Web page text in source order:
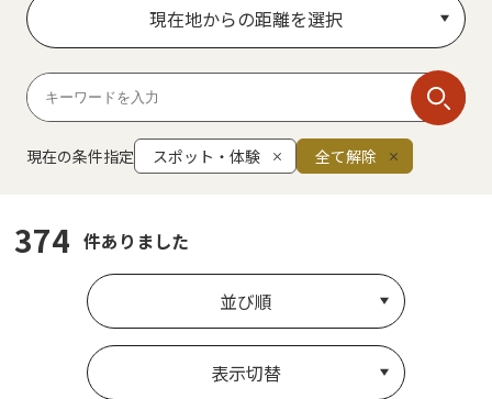
現在地からの距離を選択
現在の条件指定 スポット・体験 全て解除
374 件ありました
並び順
表示切替